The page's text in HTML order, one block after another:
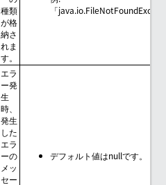
種類
が格
納さ
れま
す。
「
エラ
ー発
生
時、
発生
した
エラ
ーの
メッ
セー
デフォルト値はnullです。